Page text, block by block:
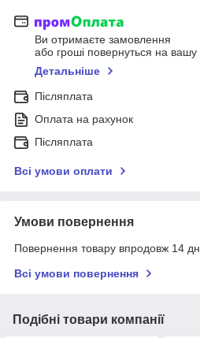
Ви отримаєте замовлення
або гроші повернуться на вашу
Детальніше
Післяплата
Оплата на рахунок
Післяплата
Всі умови оплати
Умови повернення
Повернення товару впродовж 14
Всі умови повернення
Подібні товари компанії